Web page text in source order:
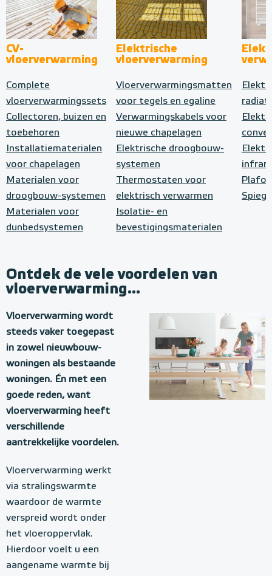
CV-
vloerverwarming
Elektrische
vloerverwarming
Complete
vloerverwarmingssets
Collectoren, buizen en
toebehoren
Installatiematerialen
voor chapelagen
Materialen voor
droogbouw-systemen
Materialen voor
dunbedsystemen
Vloerverwarmingsmatten
voor tegels en egaline
Verwarmingskabels voor
nieuwe chapelagen
Elektrische droogbouw-
systemen
Thermostaten voor
elektrisch verwarmen
Isolatie- en
bevestigingsmaterialen
Ontdek de vele voordelen van
vloerverwarming...
Vloerverwarming wordt
steeds vaker toegepast
in zowel nieuwbouw-
woningen als bestaande
woningen. Én met een
goede reden, want
vloerverwarming heeft
verschillende
aantrekkelijke voordelen.
Vloerverwarming werkt
via stralingswarmte
waardoor de warmte
verspreid wordt onder
het vloeroppervlak.
Hierdoor voelt u een
aangename warmte bij